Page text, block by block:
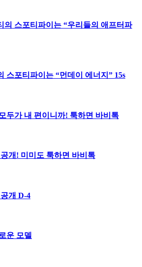
의 스포티파이는 “우리들의 애프터파
스포티파이는 “먼데이 에너지” 15s
두가 내 편이니까! 툭하면 바비톡
개! 미미도 툭하면 바비톡
개 D-4
운 모델